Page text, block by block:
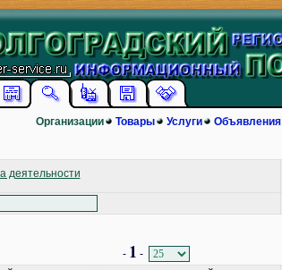
Организации Товары Услуги Объявления
деятельности
- 1 -